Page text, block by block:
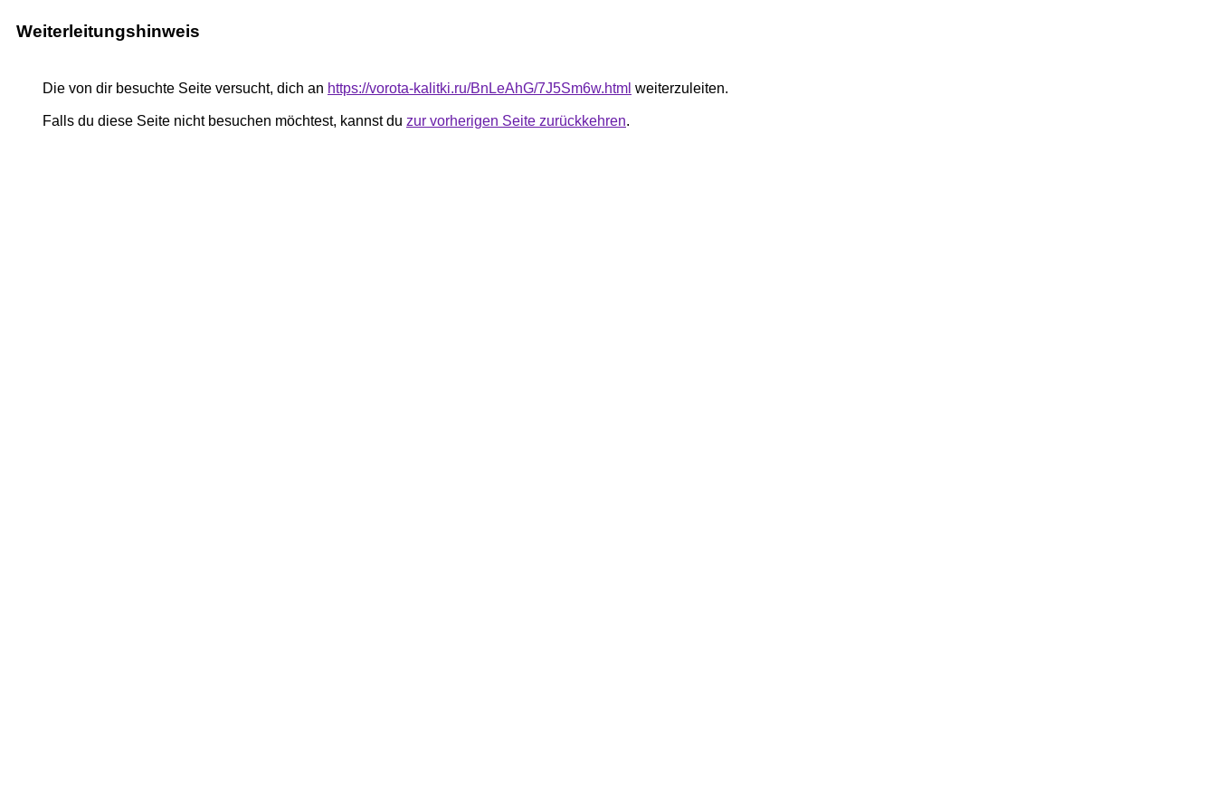
Weiterleitungshinweis
Die von dir besuchte Seite versucht, dich an https://vorota-kalitki.ru/BnLeAhG/7J5Sm6w.html weiterzuleiten.
Falls du diese Seite nicht besuchen möchtest, kannst du zur vorherigen Seite zurückkehren.